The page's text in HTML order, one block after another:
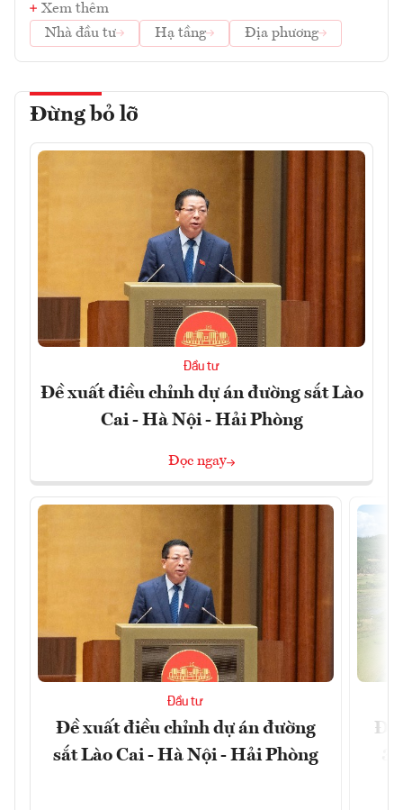
Xem thêm
Nhà đầu tư
Hạ tầng Địa phương
Đừng bỏ lỡ
Đầu tư
Đề xuất điều chỉnh dự án đường sắt Lào
Cai - Hà Nội - Hải Phòng
Đọc ngay
Đầu tư
Đề xuất điều chỉnh dự án đường
sắt Lào Cai - Hà Nội - Hải Phòng